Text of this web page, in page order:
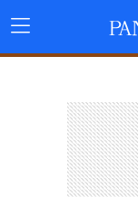
Menu
Principal